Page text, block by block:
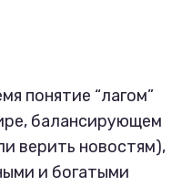
понятие “лагом”
балансирующем
верить новостям),
и богатыми